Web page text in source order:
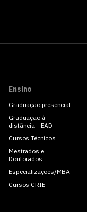
Ensino
Graduação presencial
Graduação à
distância - EAD
Cursos Técnicos
Mestrados e
Doutorados
Especializações/MBA
Cursos CRIE